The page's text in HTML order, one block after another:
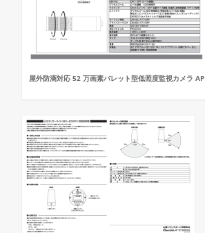
屋外防滴対応 52 万画素バレット型低照度監視カメラ AP